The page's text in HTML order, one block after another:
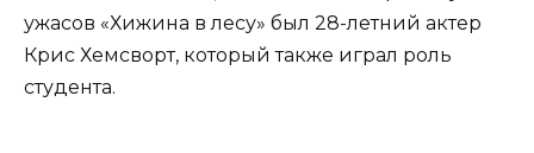
ужасов «Хижина в лесу» был 28-летний актер
Крис Хемсворт, который также играл роль
студента.